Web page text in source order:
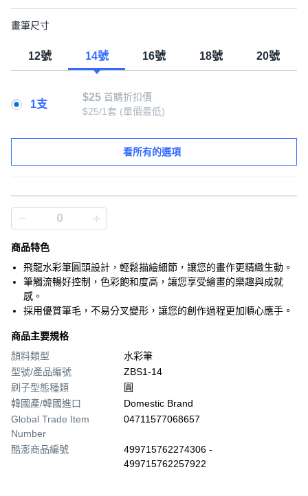
畫筆尺寸
12號 14號 16號 18號 20號
1支
$25 首購折扣價
$25/1套 (單價最低)
看所有的選項
商品特色
飛龍水彩筆圓頭設計，輕鬆描繪細節，讓您的畫作更精緻生動。
筆觸流暢好控制，色彩飽和度高，讓您享受繪畫的樂趣與成就
感。
採用優質筆毛，不易分叉變形，讓您的創作過程更加順心應手。
商品主要規格
顏料類型
水彩筆
型號/產品編號
ZBS1-14
刷子型態種類
圓
韓國產/韓國進口
Domestic Brand
Global Trade Item
Number
04711577068657
酷澎商品編號
499715762274306 -
499715762257922